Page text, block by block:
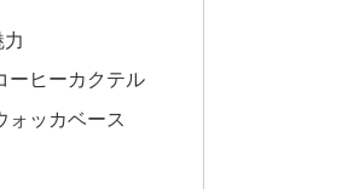
ーヒーカクテル
ォッカベース